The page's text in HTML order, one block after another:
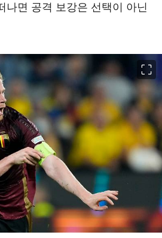
나면 공격 보강은 선택이 아닌